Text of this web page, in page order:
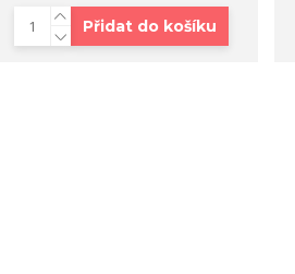
Přidat do košíku